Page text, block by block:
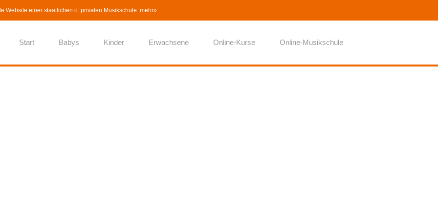
Website einer staatlichen o. privaten Musikschule. mehr»
Start Babys Kinder Erwachsene Online-Kurse Online-Musikschule